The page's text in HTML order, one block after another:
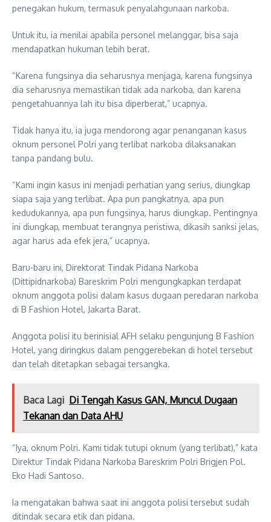
penegakan hukum, termasuk penyalahgunaan narkoba.
Untuk itu, ia menilai apabila personel melanggar, bisa saja
mendapatkan hukuman lebih berat.
“Karena fungsinya dia seharusnya menjaga, karena fungsinya
dia seharusnya memastikan tidak ada narkoba, dan karena
pengetahuannya lah itu bisa diperberat,” ucapnya.
Tidak hanya itu, ia juga mendorong agar penanganan kasus
oknum personel Polri yang terlibat narkoba dilaksanakan
tanpa pandang bulu.
“Kami ingin kasus ini menjadi perhatian yang serius, diungkap
siapa saja yang terlibat. Apa pun pangkatnya, apa pun
kedudukannya, apa pun fungsinya, harus diungkap. Pentingnya
ini diungkap, membuat terangnya peristiwa, dikasih sanksi jelas,
agar harus ada efek jera,” ucapnya.
Baru-baru ini, Direktorat Tindak Pidana Narkoba
(Dittipidnarkoba) Bareskrim Polri mengungkapkan terdapat
oknum anggota polisi dalam kasus dugaan peredaran narkoba
di B Fashion Hotel, Jakarta Barat.
Anggota polisi itu berinisial AFH selaku pengunjung B Fashion
Hotel, yang diringkus dalam penggerebekan di hotel tersebut
dan telah ditetapkan sebagai tersangka.
Baca Lagi Di Tengah Kasus GAN, Muncul Dugaan
Tekanan dan Data AHU
“Iya, oknum Polri. Kami tidak tutupi oknum (yang terlibat),” kata
Direktur Tindak Pidana Narkoba Bareskrim Polri Brigjen Pol.
Eko Hadi Santoso.
Ia mengatakan bahwa saat ini anggota polisi tersebut sudah
ditindak secara etik dan pidana.